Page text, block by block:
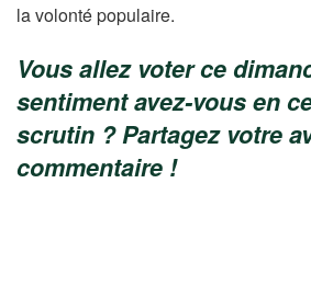
la volonté populaire.
Vous allez voter ce
sentiment avez-vous en
scrutin ? Partagez votre
commentaire !